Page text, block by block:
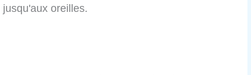
oreilles.